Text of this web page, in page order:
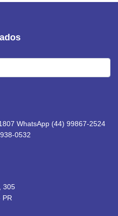
WhatsApp (44) 99867-2524
0532
305
PR